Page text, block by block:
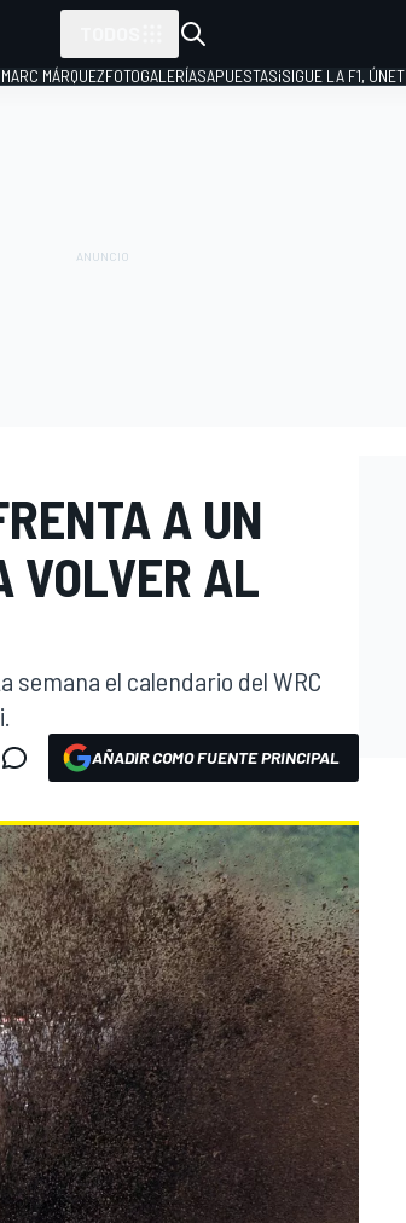
MARC MÁRQUEZFOTOGALERÍASAPUESTAS¡SIGUE LA F1,
A UN
VOLVER AL
semana el calendario del WRC
AÑADIR COMO FUENTE PRINCIPAL